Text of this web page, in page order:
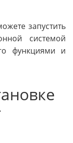
запустить
системой
функциями и